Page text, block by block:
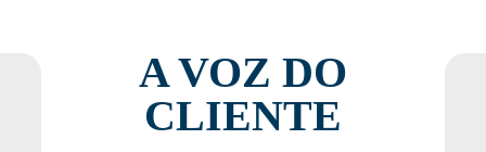
A VOZ DO
CLIENTE